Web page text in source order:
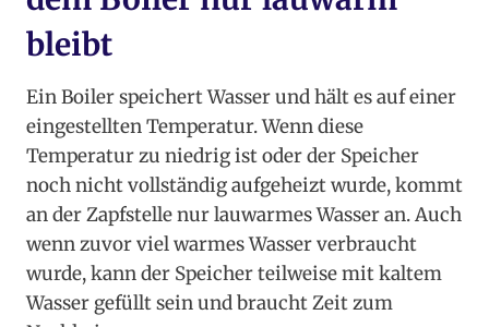
bleibt
Ein Boiler speichert Wasser und hält es auf einer
eingestellten Temperatur. Wenn diese
Temperatur zu niedrig ist oder der Speicher
noch nicht vollständig aufgeheizt wurde, kommt
an der Zapfstelle nur lauwarmes Wasser an. Auch
wenn zuvor viel warmes Wasser verbraucht
wurde, kann der Speicher teilweise mit kaltem
Wasser gefüllt sein und braucht Zeit zum